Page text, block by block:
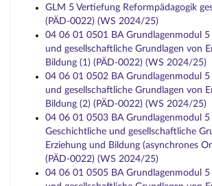
GLM 5 Vertiefung Reformpädagogik
(PÄD-0022) (WS 2024/25)
04 06 01 0501 BA Grundlagenmodul
und gesellschaftliche Grundlagen von
Bildung (1) (PÄD-0022) (WS 2024/25)
04 06 01 0502 BA Grundlagenmodul
und gesellschaftliche Grundlagen von
Bildung (2) (PÄD-0022) (WS 2024/25)
04 06 01 0503 BA Grundlagenmodul 5
Geschichtliche und gesellschaftliche
Erziehung und Bildung (asynchrones
(PÄD-0022) (WS 2024/25)
04 06 01 0505 BA Grundlagenmodul